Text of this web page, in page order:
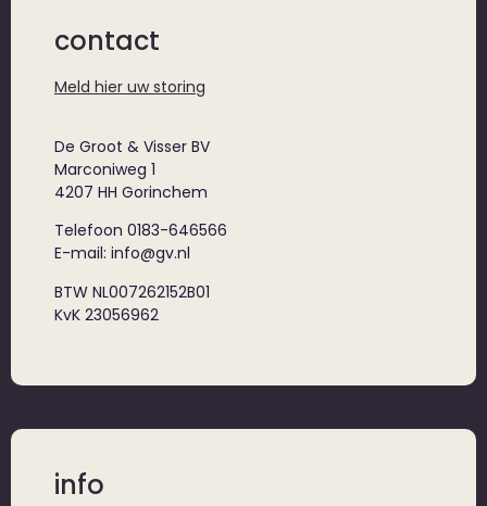
contact
Meld hier uw storing
De Groot & Visser BV
Marconiweg 1
4207 HH Gorinchem
Telefoon 0183-646566
E-mail: info@gv.nl
BTW NL007262152B01
KvK 23056962
info